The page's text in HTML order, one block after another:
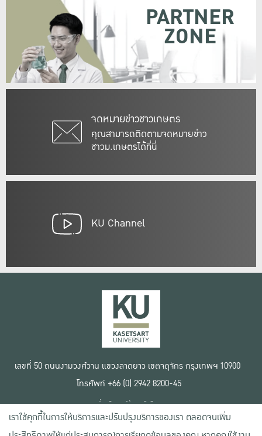
จดหมายข่าวชาวเกษตร
คุณสามารถติดตามจดหมายข่าว
ชาวม.เกษตรได้ที่นี่
PARTNER
ZONE
KU Channel
เลขที่ 50 ถนนงามวงศ์วาน แขวงลาดยาว เขตจตุจักร กรุงเทพฯ 10900
โทรศัพท์ +66 (0) 2942 8200-45
เงื่อนไขการใช้งานเว็บไซต์
ข้อตกลงด้านสิทธิ์ใช้งาน
นโยบายความเป็นส่วนตัว
เราใช้คุกกี้ในการให้บริการและปรับปรุงบริการของเรา ตลอดจนเพิ่ม